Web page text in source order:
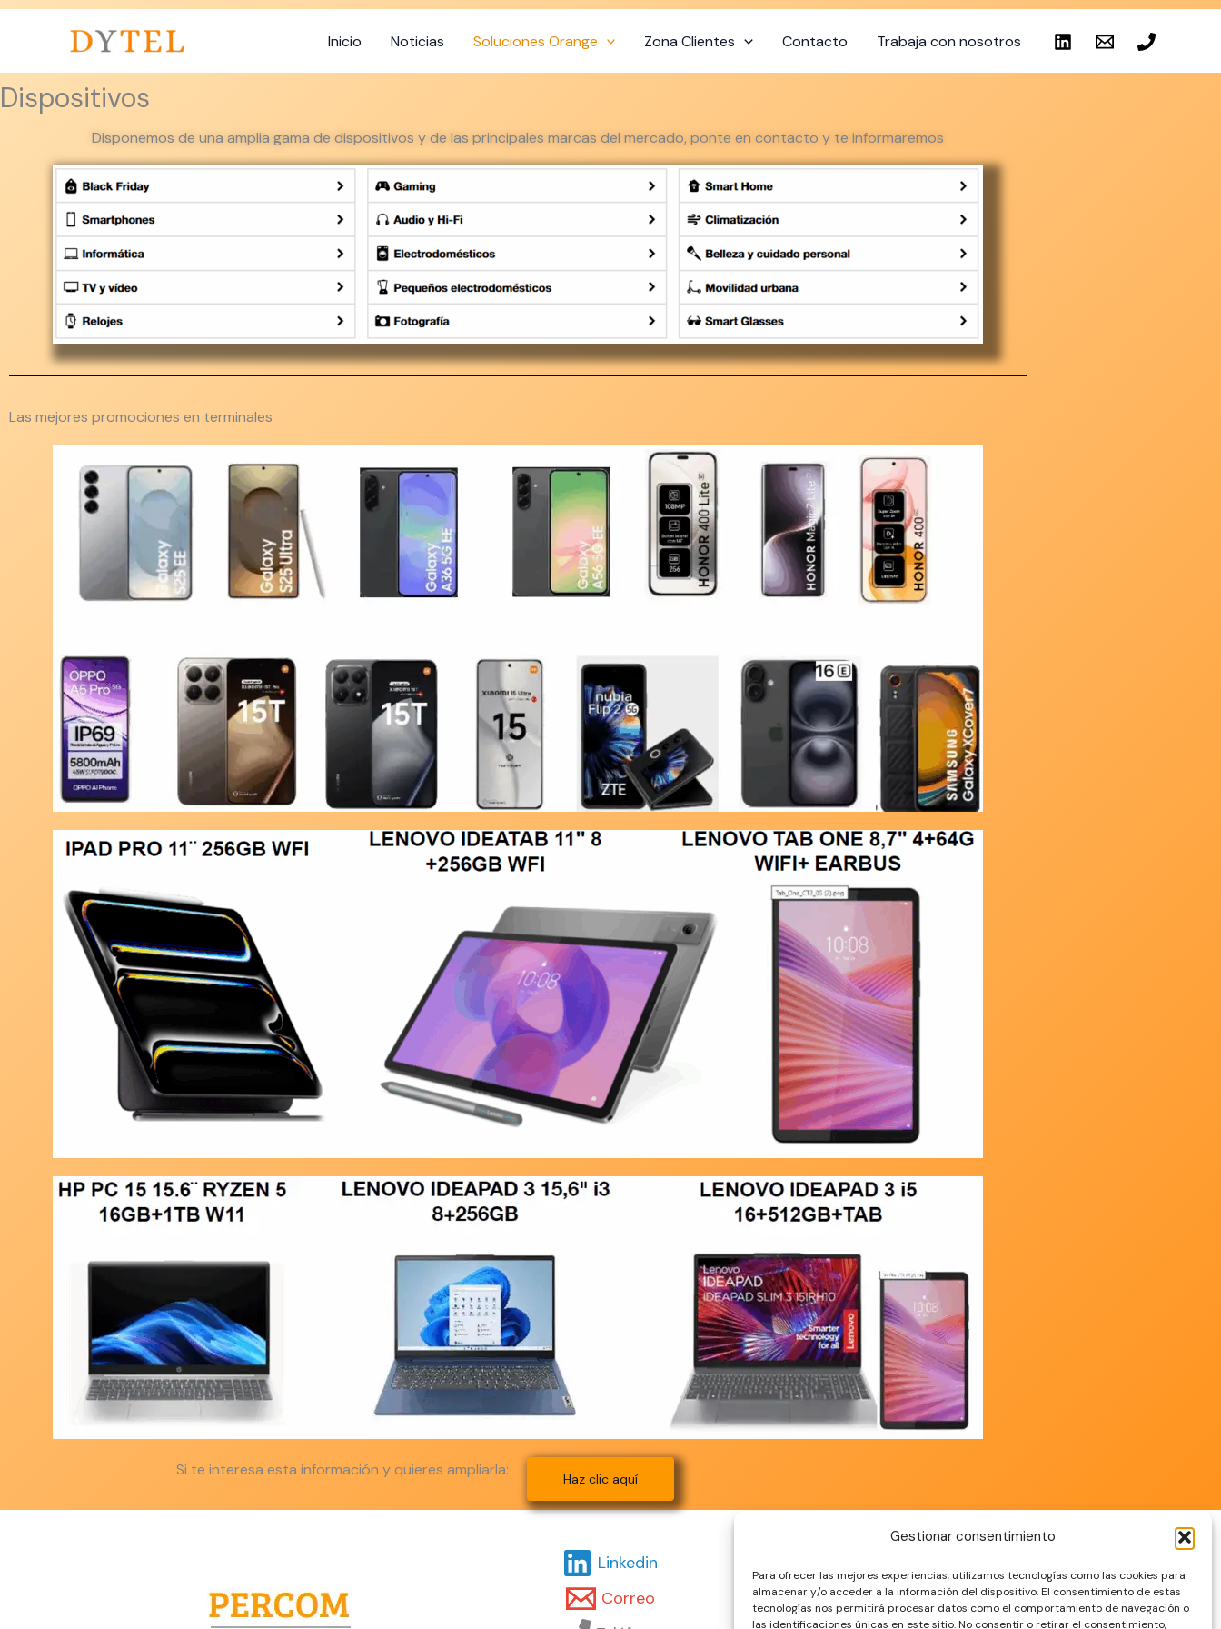
Gestionar consentimiento
Para ofrecer las mejores experiencias, utilizamos tecnologías como las cookies para
almacenar y/o acceder a la información del dispositivo. El consentimiento de estas
tecnologías nos permitirá procesar datos como el comportamiento de navegación o
las identificaciones únicas en este sitio. No consentir o retirar el consentimiento,
contenido
Inicio Noticias Soluciones Orange Zona Clientes Contacto Trabaja con nosotros
Dispositivos
Disponemos de una amplia gama de dispositivos y de las principales marcas del mercado, ponte en contacto y te informaremos
Las mejores promociones en terminales
Si te interesa esta información y quieres ampliarla: Haz clic aquí
Linkedin
Correo
Aviso legal
Política de cookies